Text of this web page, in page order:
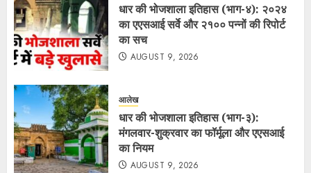
धार की भोजशाला इतिहास (भाग-४): २०२४
का एएसआई सर्वे और २१०० पन्नों की रिपोर्ट
का सच
AUGUST 9, 2026
आलेख
धार की भोजशाला इतिहास (भाग-३):
मंगलवार-शुक्रवार का फॉर्मूला और एएसआई
का नियम
AUGUST 9, 2026